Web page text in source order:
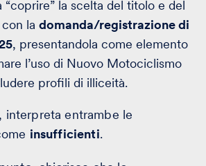
“coprire” la scelta del titolo e del
con ladomanda/registrazione di
, presentandola come elemento
l’uso di Nuovo Motociclismo
profili di illiceità.
interpreta entrambe le
insufficienti.